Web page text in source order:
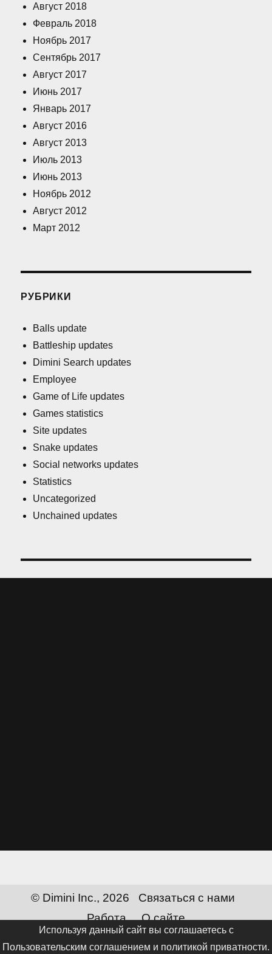
Используя данный сайт вы соглашаетесь с
Пользовательским соглашением и политикой приватности.
Август 2018
Февраль 2018
Ноябрь 2017
Сентябрь 2017
Август 2017
Июнь 2017
Январь 2017
Август 2016
Август 2013
Июль 2013
Июнь 2013
Ноябрь 2012
Август 2012
Март 2012
РУБРИКИ
Balls update
Battleship updates
Dimini Search updates
Employee
Game of Life updates
Games statistics
Site updates
Snake updates
Social networks updates
Statistics
Uncategorized
Unchained updates
© Dimini Inc., 2026
Связаться с нами
Работа
О сайте
Сменить язык:
Русский